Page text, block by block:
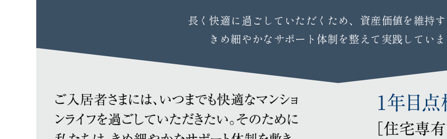
長く快適に過ごしていただくため、 資産価値を維持す
きめ細やかなサポート体制を整えて実践していま